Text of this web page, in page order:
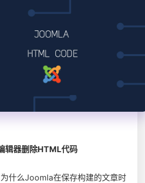
辑器删除HTML代码
什么Joomla在保存构建的文章时